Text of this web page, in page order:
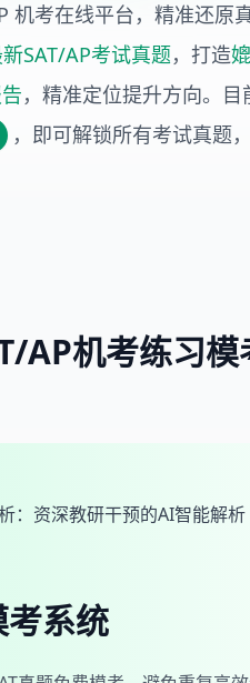
机考在线平台，精准还原
SAT/AP考试真题，打造
，精准定位提升方向。
，即可解锁所有考试真题
AP机考练习
：资深教研干预的AI智能解析
考系统